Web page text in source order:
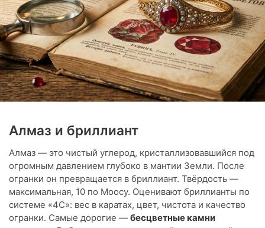
Алмаз и бриллиант
Алмаз — это чистый углерод, кристаллизовавшийся под
огромным давлением глубоко в мантии Земли. После
огранки он превращается в бриллиант. Твёрдость —
максимальная, 10 по Моосу. Оценивают бриллианты по
системе «4C»: вес в каратах, цвет, чистота и качество
огранки. Самые дорогие — бесцветные камни